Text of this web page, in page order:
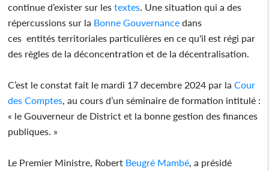
continue d’exister sur lestextes . Une situation qui a des
répercussions sur la Bonne Gouvernance dans
ces entités territoriales particulières en ce qu'il est régi par
des règles de la déconcentration et de la décentralisation.
C’est le constat fait le mardi 17 decembre 2024 par laCour
des Comptes , au cours d’un séminaire de formation intitulé :
« le Gouverneur de District et la bonne gestion des finances
publiques. »
Le Premier Ministre, Robert Beugré Mambé , a présidé